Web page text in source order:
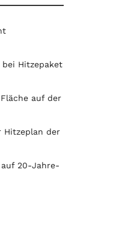
Hitzepaket
auf der
Hitzeplan der
20-Jahre-